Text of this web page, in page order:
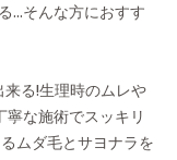
…そんな方におすす
る!生理時のムレや
な施術でスッキリ
ムダ毛とサヨナラを